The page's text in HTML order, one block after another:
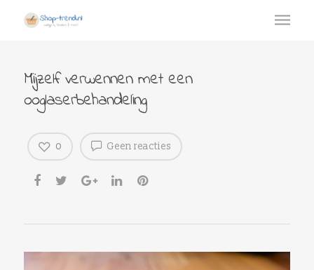
Mijzelf verwennen met een
ooglaserbehandeling
Geen reacties
0